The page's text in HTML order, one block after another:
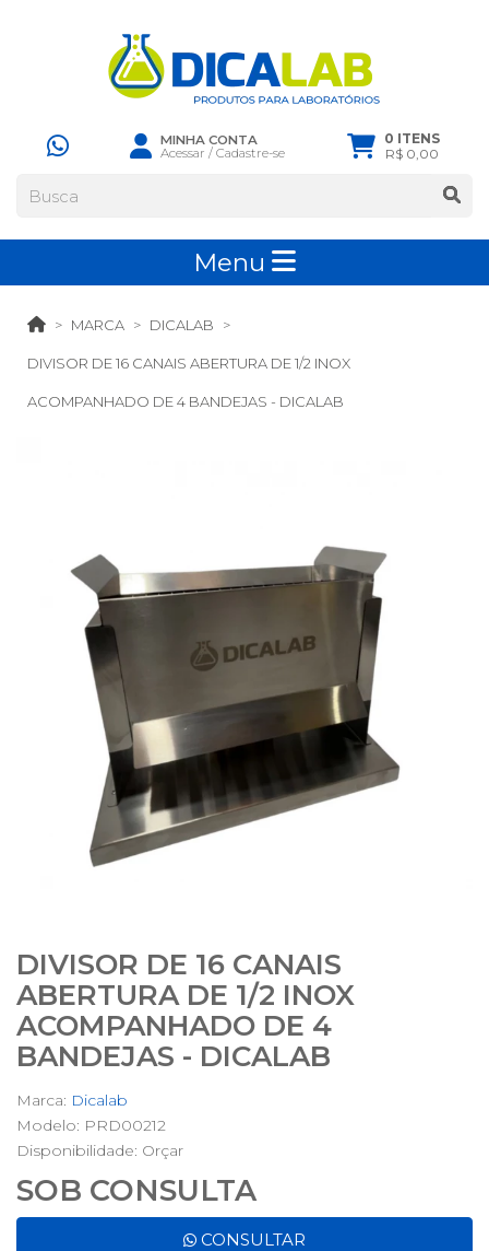
MINHA CONTA
Acessar /Cadastre-se
0 ITENS
R$ 0,00
Menu
MARCA DICALAB
DIVISOR DE 16 CANAIS ABERTURA DE 1/2 INOX
ACOMPANHADO DE 4 BANDEJAS - DICALAB
DIVISOR DE 16 CANAIS
ABERTURA DE 1/2 INOX
ACOMPANHADO DE 4
BANDEJAS - DICALAB
Marca: Dicalab
Modelo: PRD00212
Disponibilidade: Orçar
SOB CONSULTA
CONSULTAR